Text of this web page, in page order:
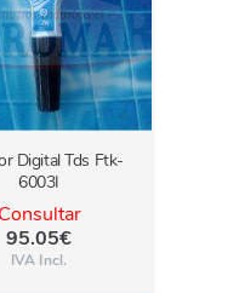
Digital Tds Ftk-
6003I
Consultar
95.05€
IVA Incl.